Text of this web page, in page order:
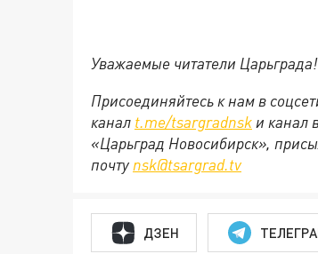
Уважаемые читатели Царьграда!
Присоединяйтесь к нам в
канал t.me/tsargradnsk и канал
«Царьград Новосибирск»,
почту nsk@tsargrad.tv
ДЗЕН